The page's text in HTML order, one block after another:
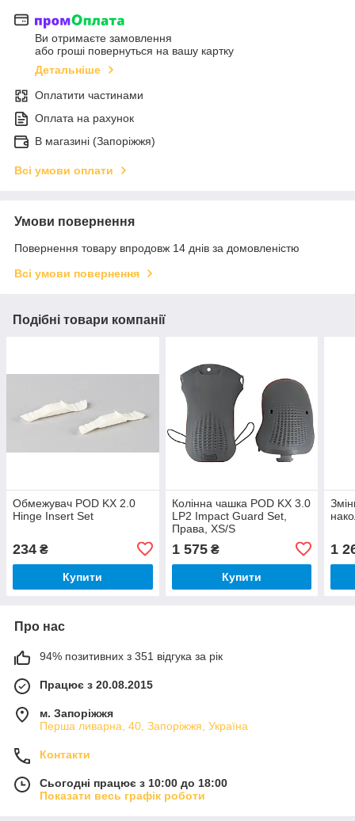
Ви отримаєте замовлення
або гроші повернуться на вашу картку
Детальніше
Оплатити частинами
Оплата на рахунок
В магазині (Запоріжжя)
Всі умови оплати
Умови повернення
Повернення товару впродовж 14 днів за домовленістю
Всі умови повернення
Подібні товари компанії
Обмежувач POD KX 2.0
Hinge Insert Set
234 ₴
Купити
Колінна чашка POD KX 3.0
LP2 Impact Guard Set,
Права, XS/S
1 575₴
Купити
1
Про нас
94% позитивних з 351 відгука за рік
Працює з 20.08.2015
м. Запоріжжя
Перша ливарна, 40, Запоріжжя, Україна
Контакти
Сьогодні працює з 10:00 до 18:00
Показати весь графік роботи